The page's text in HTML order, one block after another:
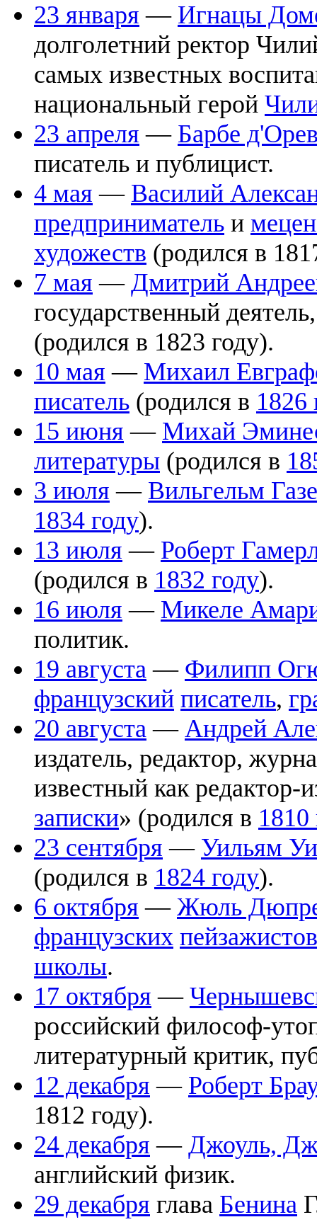
23 января — Игнацы
долголетний ректор
самых известных
национальный герой
23 апреля — Барбе
писатель и публицист.
4 мая — Василий
предприниматель и
художеств (родился в
7 мая — Дмитрий
государственный
(родился в 1823 году).
10 мая — Михаил
писатель (родился в 1826
15 июня — Михай
литературы (родился в
3 июля — Вильгельм
1834 году).
13 июля — Роберт
(родился в 1832 году).
16 июля — Микеле
политик.
19 августа — Филипп
французский писатель,
20 августа — Андрей
издатель, редактор,
известный как редактор-
записки» (родился в 1810
23 сентября — Уильям
(родился в 1824 году).
6 октября — Жюль
французских пейзажистов
школы.
17 октября —
российский философ-
литературный критик,
12 декабря — Роберт
1812 году).
24 декабря — Джоуль,
английский физик.
29 декабря глава Бенина